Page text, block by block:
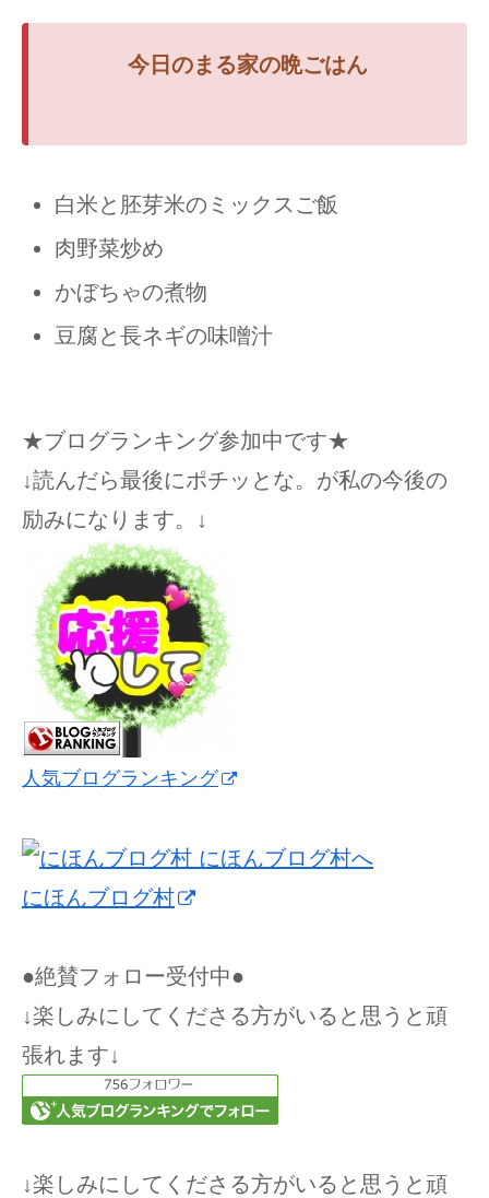
今日のまる家の晩ごはん
白米と胚芽米のミックスご飯
肉野菜炒め
かぼちゃの煮物
豆腐と長ネギの味噌汁
★ブログランキング参加中です★
↓読んだら最後にポチッとな。が私の今後の
励みになります。↓
人気ブログランキング
にほんブログ村
●絶賛フォロー受付中●
↓楽しみにしてくださる方がいると思うと頑
張れます↓
↓楽しみにしてくださる方がいると思うと頑